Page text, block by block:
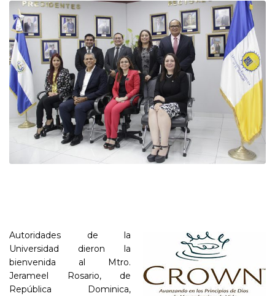
Autoridades de la
Universidad dieron la
bienvenida al Mtro.
Jerameel Rosario, de
República Dominica,